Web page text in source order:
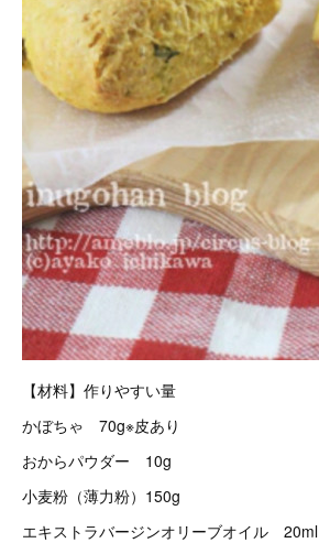
【材料】作りやすい量
かぼちゃ 70g※皮あり
おからパウダー 10g
小麦粉（薄力粉）150g
エキストラバージンオリーブオイル 20ml